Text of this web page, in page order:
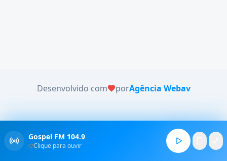
Desenvolvido com porAgência Webav
Gospel FM 104.9
Clique para ouvir